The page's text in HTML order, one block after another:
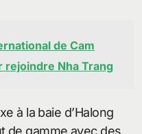
de Cam
Nha Trang
à la baie d’Halong
de gamme avec des